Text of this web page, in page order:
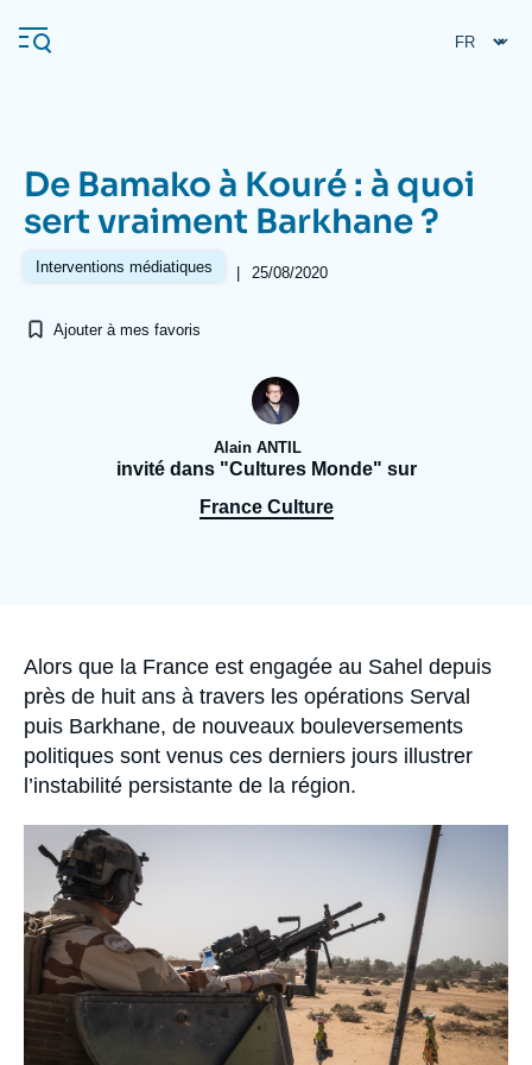
au
contenu
Navigation
principale
L'Ifri
Analyses
Recherches fréquentes
Proche-Orient
De Bamako à Kouré : à quoi
sert vraiment Barkhane ?
Interventions médiatiques | 25/08/2020
Ajouter à mes favoris
Alain ANTIL
invité dans "Cultures Monde" sur
France Culture
Accroche
Alors que la France est engagée au Sahel depuis
près de huit ans à travers les opérations Serval
puis Barkhane, de nouveaux bouleversements
politiques sont venus ces derniers jours illustrer
l’instabilité persistante de la région.
Image
principale
médiatique